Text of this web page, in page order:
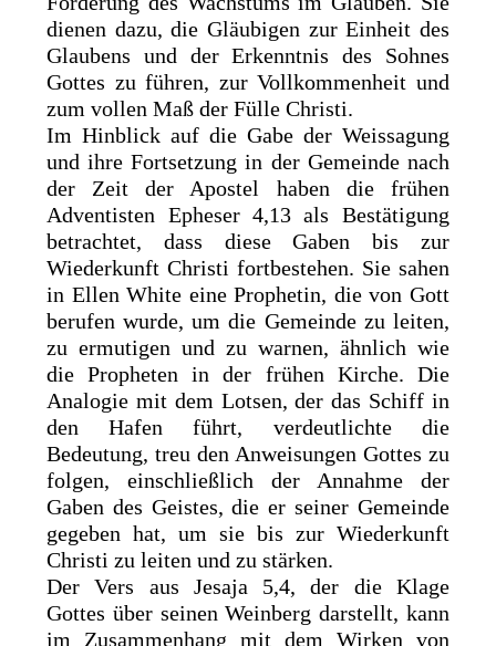
dienen dazu, die Gläubigen zur Einheit des
Glaubens und der Erkenntnis des Sohnes
Gottes zu führen, zur Vollkommenheit und
zum vollen Maß der Fülle Christi.
Im Hinblick auf die Gabe der Weissagung
und ihre Fortsetzung in der Gemeinde nach
der Zeit der Apostel haben die frühen
Adventisten Epheser 4,13 als Bestätigung
betrachtet, dass diese Gaben bis zur
Wiederkunft Christi fortbestehen. Sie sahen
in Ellen White eine Prophetin, die von Gott
berufen wurde, um die Gemeinde zu leiten,
zu ermutigen und zu warnen, ähnlich wie
die Propheten in der frühen Kirche. Die
Analogie mit dem Lotsen, der das Schiff in
den Hafen führt, verdeutlichte die
Bedeutung, treu den Anweisungen Gottes zu
folgen, einschließlich der Annahme der
Gaben des Geistes, die er seiner Gemeinde
gegeben hat, um sie bis zur Wiederkunft
Christi zu leiten und zu stärken.
Der Vers aus Jesaja 5,4, der die Klage
Gottes über seinen Weinberg darstellt, kann
im Zusammenhang mit dem Wirken von